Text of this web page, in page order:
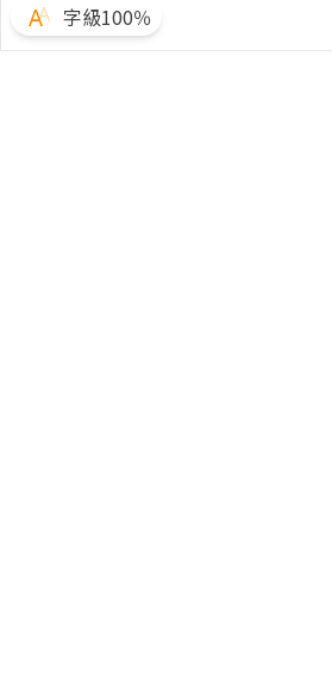
字級100％